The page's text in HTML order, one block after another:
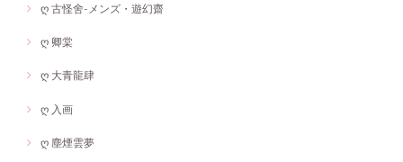
ღ 古怪舍-メンズ・遊幻齋
ღ 卿棠
ღ 大青龍肆
ღ 入画
ღ 塵煙雲夢